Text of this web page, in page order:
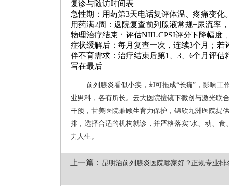
复诊与随访时间表
急性期：用药第3天电话复评体温、疼痛变化。
用药满2周：返院复查前列腺液常规+尿流率
物理治疗结束：评估NIH-CPSI评分下降幅度
症状缓解后：每月复查一次，连续3个月；若
伴不育需求：治疗结束后第1、3、6个月评估
写在最后
前列腺炎看似小疾，却可拖成“长痛”，影响
业男科，各有所长。云大医院擅镜下微创与激光联
干预，甘美医院兼顾生育力保护，锦欣九洲医院提
排，选择合适的机构就诊，并严格落实“水、动、
力人生。
上一篇： 昆明治前列腺炎医院哪家好？正规专业排